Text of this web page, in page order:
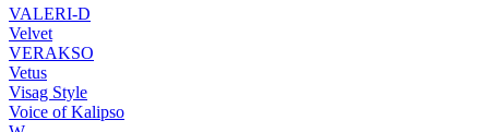
VALERI-D
Velvet
VERAKSO
Vetus
Visag Style
Voice of Kalipso